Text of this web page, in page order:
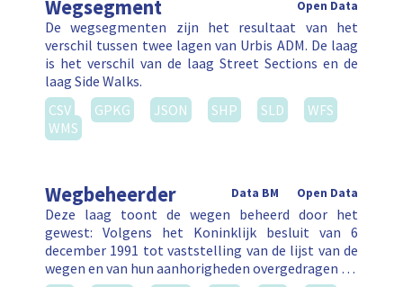
Wegsegment Open Data
De wegsegmenten zijn het resultaat van het
verschil tussen twee lagen van Urbis ADM. De laag
is het verschil van de laag Street Sections en de
laag Side Walks.
CSV
GPKG JSON SHP SLD
WFS
WMS
Wegbeheerder Open Data
Data BM
Deze laag toont de wegen beheerd door het
gewest: Volgens het Koninklijk besluit van 6
december 1991 tot vaststelling van de lijst van de
wegen en van hun aanhorigheden overgedragen …